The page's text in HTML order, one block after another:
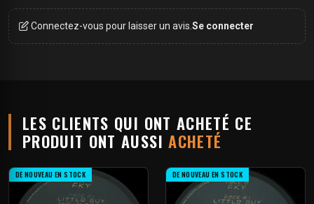
Connectez-vous pour laisser un avis. Se connecter
LES CLIENTS QUI ONT ACHETÉ CE
PRODUIT ONT AUSSIACHETÉ
DE NOUVEAU EN STOCK DE NOUVEAU EN STOCK